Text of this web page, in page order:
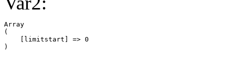
Array
(
    [limitstart] => 0